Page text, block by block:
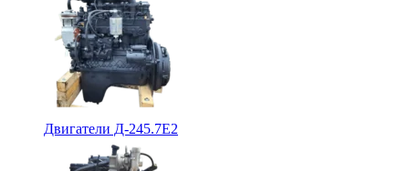
Двигатели Д-245.7Е2